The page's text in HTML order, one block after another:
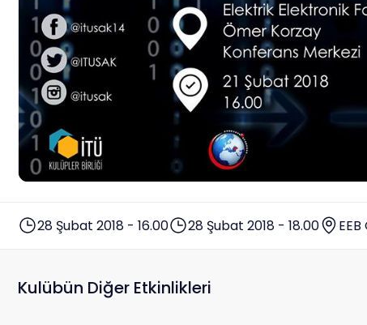
28 Şubat 2018 - 16.00 28 Şubat 2018 - 18.00
Kulübün Diğer Etkinlikleri